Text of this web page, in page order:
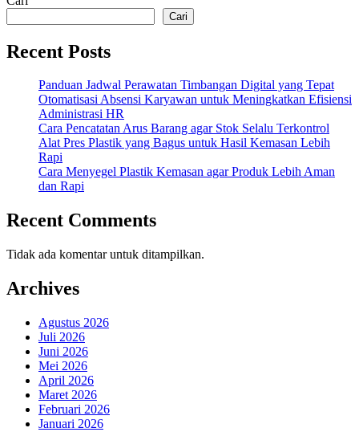
Cari
Recent Posts
Panduan Jadwal Perawatan Timbangan Digital yang Tepat
Otomatisasi Absensi Karyawan untuk Meningkatkan Efisiensi
Administrasi HR
Cara Pencatatan Arus Barang agar Stok Selalu Terkontrol
Alat Pres Plastik yang Bagus untuk Hasil Kemasan Lebih
Rapi
Cara Menyegel Plastik Kemasan agar Produk Lebih Aman
dan Rapi
Recent Comments
Tidak ada komentar untuk ditampilkan.
Archives
Agustus 2026
Juli 2026
Juni 2026
Mei 2026
April 2026
Maret 2026
Februari 2026
Januari 2026